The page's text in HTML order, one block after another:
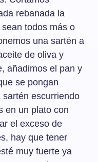
rebanada la
todos más o
una sartén a
de oliva y
añadimos el pan y
se pongan
escurriendo
en un plato con
el exceso de
hay que tener
muy fuerte ya